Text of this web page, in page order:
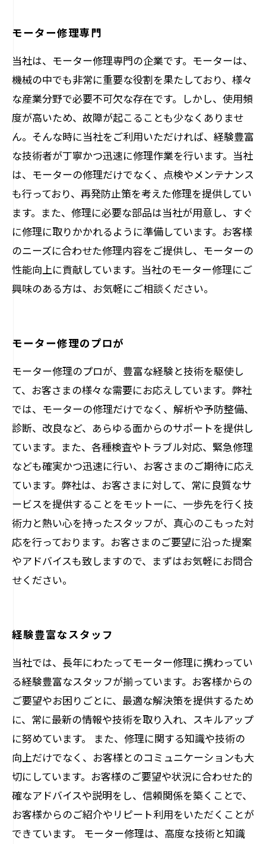
モーター修理専門
当社は、モーター修理専門の企業です。モーターは、
機械の中でも非常に重要な役割を果たしており、様々
な産業分野で必要不可欠な存在です。しかし、使用頻
度が高いため、故障が起こることも少なくありませ
ん。そんな時に当社をご利用いただければ、経験豊富
な技術者が丁寧かつ迅速に修理作業を行います。当社
は、モーターの修理だけでなく、点検やメンテナンス
も行っており、再発防止策を考えた修理を提供してい
ます。また、修理に必要な部品は当社が用意し、すぐ
に修理に取りかかれるように準備しています。お客様
のニーズに合わせた修理内容をご提供し、モーターの
性能向上に貢献しています。当社のモーター修理にご
興味のある方は、お気軽にご相談ください。
モーター修理のプロが
モーター修理のプロが、豊富な経験と技術を駆使し
て、お客さまの様々な需要にお応えしています。弊社
では、モーターの修理だけでなく、解析や予防整備、
診断、改良など、あらゆる面からのサポートを提供し
ています。また、各種検査やトラブル対応、緊急修理
なども確実かつ迅速に行い、お客さまのご期待に応え
ています。弊社は、お客さまに対して、常に良質なサ
ービスを提供することをモットーに、一歩先を行く技
術力と熱い心を持ったスタッフが、真心のこもった対
応を行っております。お客さまのご要望に沿った提案
やアドバイスも致しますので、まずはお気軽にお問合
せください。
経験豊富なスタッフ
当社では、長年にわたってモーター修理に携わってい
る経験豊富なスタッフが揃っています。お客様からの
ご要望やお困りごとに、最適な解決策を提供するため
に、常に最新の情報や技術を取り入れ、スキルアップ
に努めています。 また、修理に関する知識や技術の
向上だけでなく、お客様とのコミュニケーションも大
切にしています。お客様のご要望や状況に合わせた的
確なアドバイスや説明をし、信頼関係を築くことで、
お客様からのご紹介やリピート利用をいただくことが
できています。 モーター修理は、高度な技術と知識